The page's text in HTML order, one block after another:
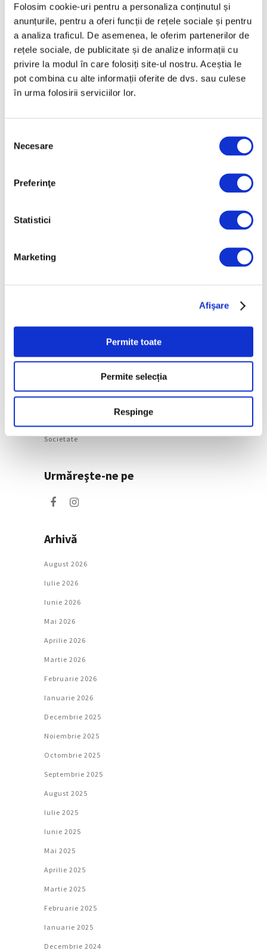
Folosim cookie-uri pentru a personaliza conținutul și
anunțurile, pentru a oferi funcții de rețele sociale și pentru
a analiza traficul. De asemenea, le oferim partenerilor de
rețele sociale, de publicitate și de analize informații cu
privire la modul în care folosiți site-ul nostru. Aceștia le
pot combina cu alte informații oferite de dvs. sau culese
în urma folosirii serviciilor lor.
consimțământului
Necesare
Preferinţe
Statistici
Marketing
Afişare
Permite toate
Permite selecția
Respinge
Articole recente
lui Brâncuși, în expoziție
Morisot reapar public
Artǎ
Societate
Urmăreşte-ne pe
Arhivă
August 2026
Iulie 2026
Iunie 2026
Mai 2026
Aprilie 2026
Martie 2026
Februarie 2026
Ianuarie 2026
Decembrie 2025
Noiembrie 2025
Octombrie 2025
Septembrie 2025
August 2025
Iulie 2025
Iunie 2025
Mai 2025
Aprilie 2025
Martie 2025
Februarie 2025
Ianuarie 2025
Decembrie 2024